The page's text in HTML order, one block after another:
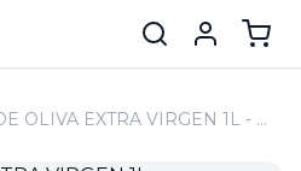
ACEITE DE OLIVA EXTRA VIRGEN 1L - MAZARANO